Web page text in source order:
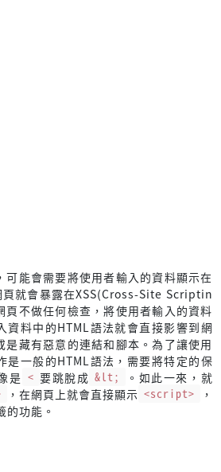
可能會需要將使用者輸入的資料顯示在
頁就會暴露在XSS(Cross-Site Scriptin
頁不做任何檢查，將使用者輸入的資料
資料中的HTML語法就會直接影響到網
是藏有惡意的連結和腳本。為了讓使用
是一般的HTML語法，需要將特定的保
是 < 要跳脫成 &lt;
。如此一來，就
，在網頁上就會直接顯示 <script>
，
的功能。